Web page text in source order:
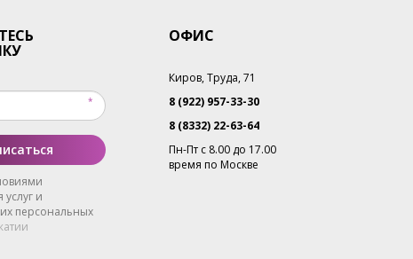
услуг и
персональных
ОФИС
Киров, Труда, 71
8 (922) 957-33-30
8 (8332) 22-63-64
Пн-Пт с 8.00 до 17.00
время по Москве